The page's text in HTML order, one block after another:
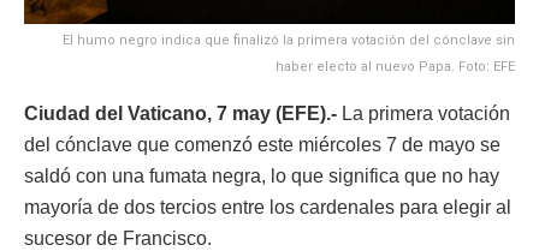
El humo negro indica que finalizó la primera votación del cónclave sin
haber electo al nuevo Papa. Foto: EFE
Ciudad del Vaticano, 7 may (EFE).- La primera votación
del cónclave que comenzó este miércoles 7 de mayo se
saldó con una fumata negra, lo que significa que no hay
mayoría de dos tercios entre los cardenales para elegir al
sucesor de Francisco.